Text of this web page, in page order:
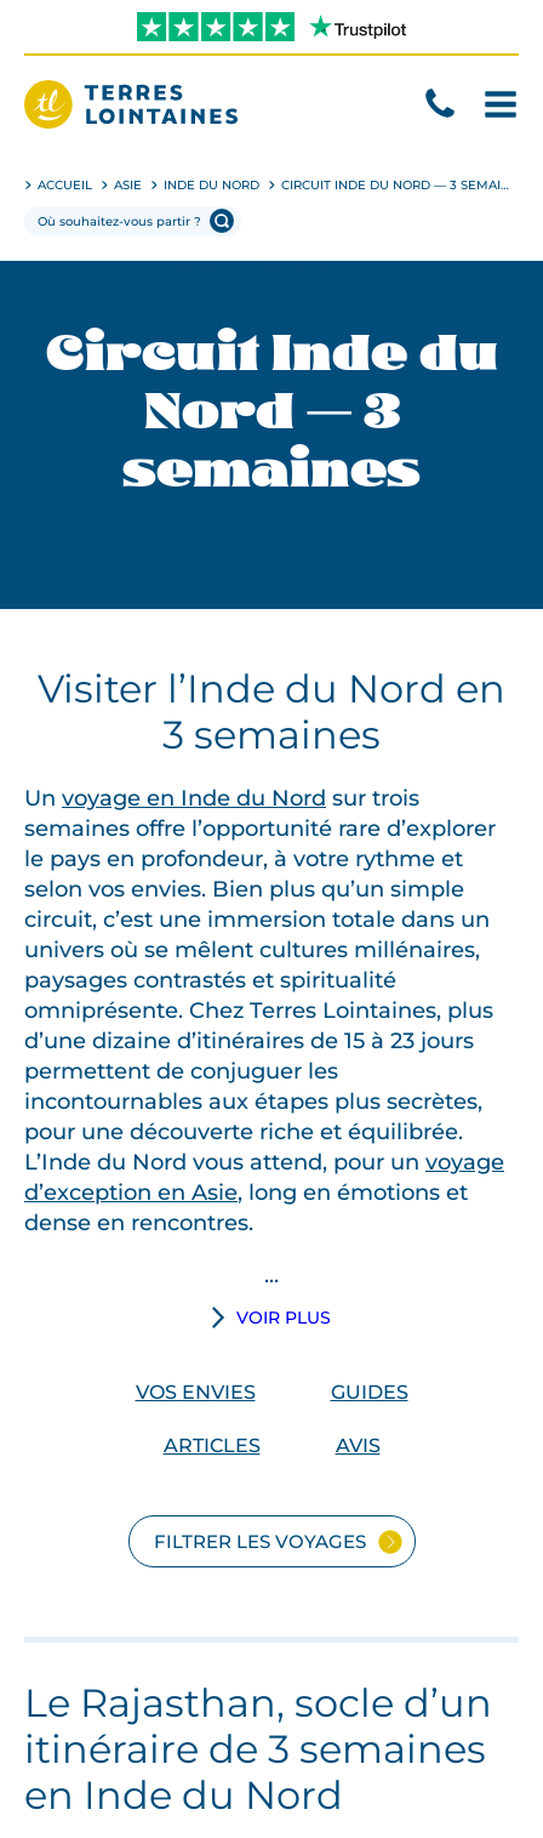
directement
contenu
ACCUEIL ASIE INDE DU NORD CIRCUIT INDE DU NORD — 3 SEMAINES
Circuit Inde du
Nord — 3
semaines
Visiter l’Inde du Nord en
3 semaines
Un voyage en Inde du Nord sur trois
semaines offre l’opportunité rare d’explorer
le pays en profondeur, à votre rythme et
selon vos envies. Bien plus qu’un simple
circuit, c’est une immersion totale dans un
univers où se mêlent cultures millénaires,
paysages contrastés et spiritualité
omniprésente. Chez Terres Lointaines, plus
d’une dizaine d’itinéraires de 15 à 23 jours
permettent de conjuguer les
incontournables aux étapes plus secrètes,
pour une découverte riche et équilibrée.
L’Inde du Nord vous attend, pour un voyage
d’exception en Asie, long en émotions et
dense en rencontres.
...
VOIR PLUS
VOS ENVIES GUIDES
ARTICLES AVIS
FILTRER LES VOYAGES
Le Rajasthan, socle d’un
itinéraire de 3 semaines
en Inde du Nord